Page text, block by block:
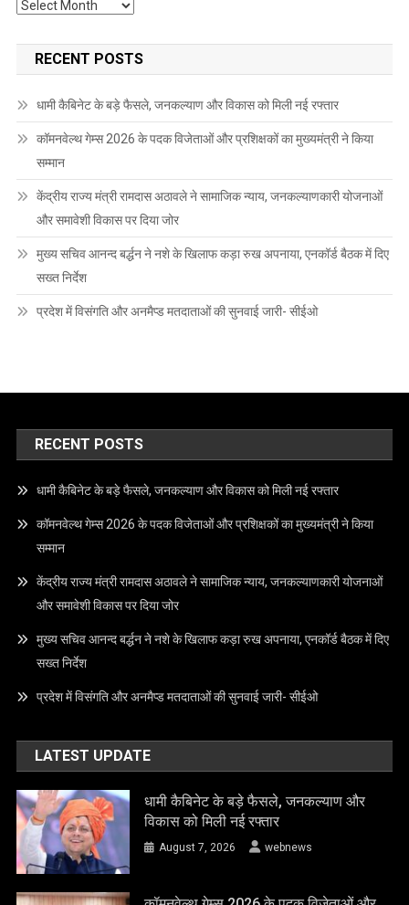
Archives
RECENT POSTS
धामी कैबिनेट के बड़े फैसले, जनकल्याण और विकास को मिली नई रफ्तार
कॉमनवेल्थ गेम्स 2026 के पदक विजेताओं और प्रशिक्षकों का मुख्यमंत्री ने किया
सम्मान
केंद्रीय राज्य मंत्री रामदास अठावले ने सामाजिक न्याय, जनकल्याणकारी योजनाओं
और समावेशी विकास पर दिया जोर
मुख्य सचिव आनन्द बर्द्धन ने नशे के खिलाफ कड़ा रुख अपनाया, एनकॉर्ड बैठक में दिए
सख्त निर्देश
प्रदेश में विसंगति और अनमैप्ड मतदाताओं की सुनवाई जारी- सीईओ
RECENT POSTS
धामी कैबिनेट के बड़े फैसले, जनकल्याण और विकास को मिली नई रफ्तार
कॉमनवेल्थ गेम्स 2026 के पदक विजेताओं और प्रशिक्षकों का मुख्यमंत्री ने किया
सम्मान
केंद्रीय राज्य मंत्री रामदास अठावले ने सामाजिक न्याय, जनकल्याणकारी योजनाओं
और समावेशी विकास पर दिया जोर
मुख्य सचिव आनन्द बर्द्धन ने नशे के खिलाफ कड़ा रुख अपनाया, एनकॉर्ड बैठक में दिए
सख्त निर्देश
प्रदेश में विसंगति और अनमैप्ड मतदाताओं की सुनवाई जारी- सीईओ
LATEST UPDATE
धामी कैबिनेट के बड़े फैसले, जनकल्याण और
विकास को मिली नई रफ्तार
August 7, 2026 webnews